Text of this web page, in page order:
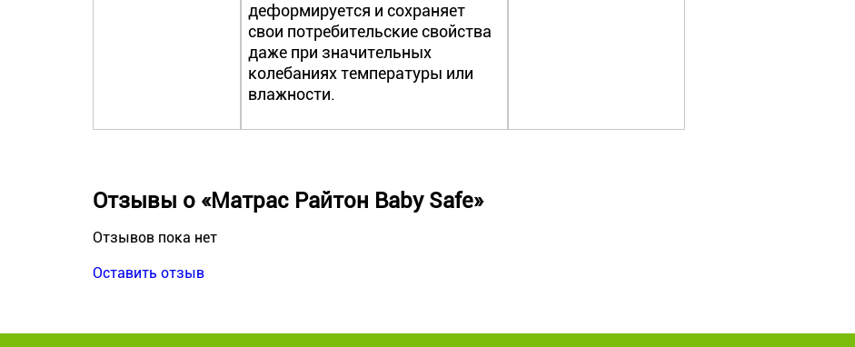
деформируется и сохраняет
свои потребительские свойства
даже при значительных
колебаниях температуры или
влажности.
Отзывы о «Матрас Райтон Baby Safe»
Отзывов пока нет
Оставить отзыв